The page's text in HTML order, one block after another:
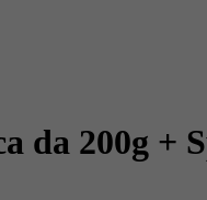
da 200g +